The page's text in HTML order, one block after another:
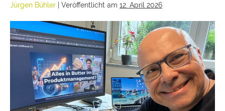
Jürgen Bühler Veröffentlicht am 12. April 2026